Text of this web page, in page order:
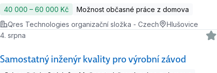
40 000 ‍–‍ 60 000 Kč
Možnost občasné práce z domova
Qres Technologies organizační složka - Czech
Hlušovice
Samostatný inženýr kvality pro výrobní závod
4. srpna